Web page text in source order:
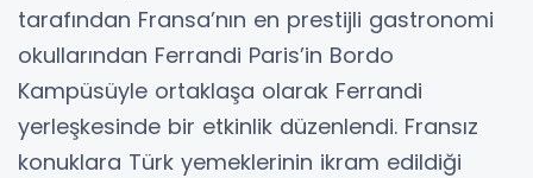
tarafından Fransa’nın en prestijli gastronomi
okullarından Ferrandi Paris’in Bordo
Kampüsüyle ortaklaşa olarak Ferrandi
yerleşkesinde bir etkinlik düzenlendi. Fransız
konuklara Türk yemeklerinin ikram edildiği